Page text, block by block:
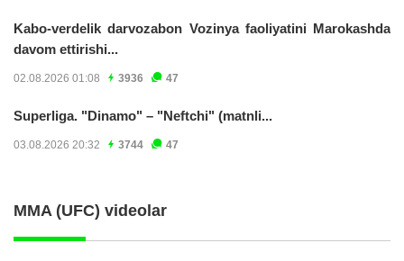
Kabo-verdelik darvozabon Vozinya faoliyatini Marokashda
davom ettirishi...
02.08.2026 01:08 3936 47
Superliga. "Dinamo" – "Neftchi" (matnli...
03.08.2026 20:32 3744 47
MMA (UFC) videolar